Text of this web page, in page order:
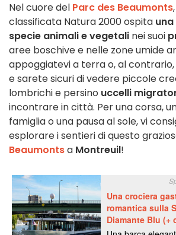
Nel cuore del Parc des Beaumonts
classificata Natura 2000 ospita
specie animali e vegetali nei suoi
aree boschive e nelle zone umide
appoggiatevi a terra o, al
e sarete sicuri di vedere piccole
lombrichi e persino uccelli
incontrare in città. Per una corsa,
famiglia o una pausa al sole, vi
esplorare i sentieri di questo
Beaumontsa Montreuil!